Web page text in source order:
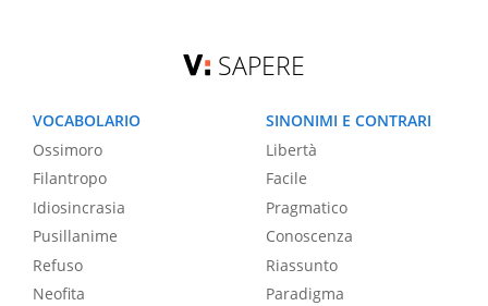
SAPERE
VOCABOLARIO
Ossimoro
Filantropo
Idiosincrasia
Pusillanime
Refuso
Neofita
SINONIMI E CONTRARI
Libertà
Facile
Pragmatico
Conoscenza
Riassunto
Paradigma